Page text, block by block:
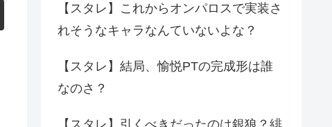
【スタレ】これからオンパロスで実装さ
れそうなキャラなんていないよな？
【スタレ】結局、愉悦PTの完成形は誰
なのさ？
【スタレ】引くべきだったのは銀狼？緋